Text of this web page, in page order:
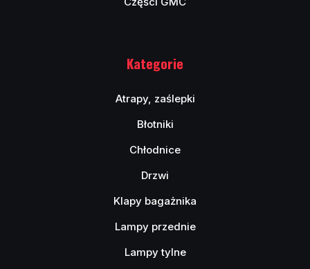
Kategorie
Atrapy, zaślepki
Błotniki
Chłodnice
Drzwi
Klapy bagażnika
Lampy przednie
Lampy tylne